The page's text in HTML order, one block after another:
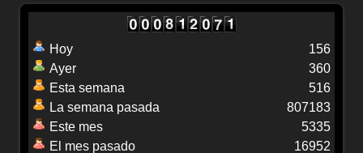
Hoy
Ayer
Esta semana
La semana pasada
Este mes
El mes pasado
156
360
516
807183
5335
16952